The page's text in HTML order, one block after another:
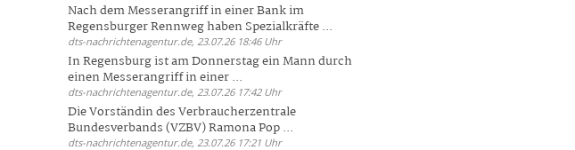
Nach dem Messerangriff in einer Bank im
Regensburger Rennweg haben Spezialkräfte ...
dts-nachrichtenagentur.de, 23.07.26 18:46 Uhr
In Regensburg ist am Donnerstag ein Mann durch
einen Messerangriff in einer ...
dts-nachrichtenagentur.de, 23.07.26 17:42 Uhr
Die Vorständin des Verbraucherzentrale
Bundesverbands (VZBV) Ramona Pop ...
dts-nachrichtenagentur.de, 23.07.26 17:21 Uhr